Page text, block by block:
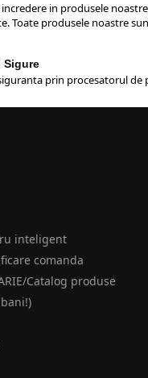
in produsele
Toate produsele noastre
Sigure
prin procesatorul de
inteligent
comanda
Catalog produse